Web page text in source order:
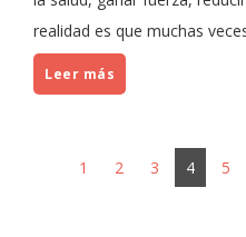
realidad es que muchas
Leer más
1 2 3 4 5